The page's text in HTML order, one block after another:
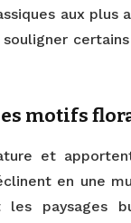
aux plus
motifs
et
en une
paysages